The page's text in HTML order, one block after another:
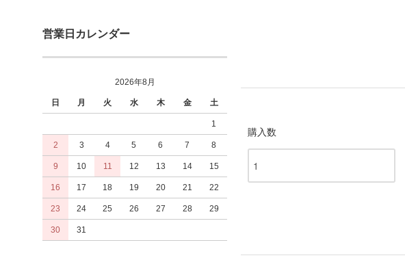
営業日カレンダー
2026年8月
日 月 火 水 木 金 土
1
2 3 4 5 6 7 8
9 10 11 12 13 14 15
16 17 18 19 20 21 22
23 24 25 26 27 28 29
30 31
購入数